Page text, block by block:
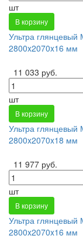
шт
В корзину
Ультра
2800x2070x16 мм
11 033 руб.
шт
В корзину
Ультра
2800x2070x18 мм
11 977 руб.
шт
В корзину
Ультра
2800x2070x16 мм